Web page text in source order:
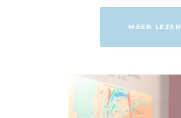
MEER LEZEN